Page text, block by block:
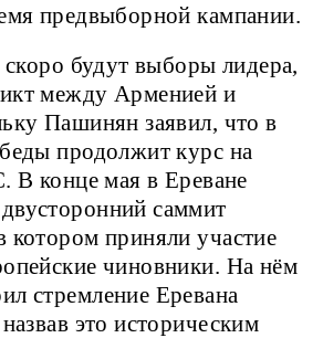
предвыборной кампании.
скоро будут выборы лидера,
между Арменией и
Пашинян заявил, что в
продолжит курс на
В конце мая в Ереване
саммит
приняли участие
чиновники. На нём
стремление Еревана
это историческим